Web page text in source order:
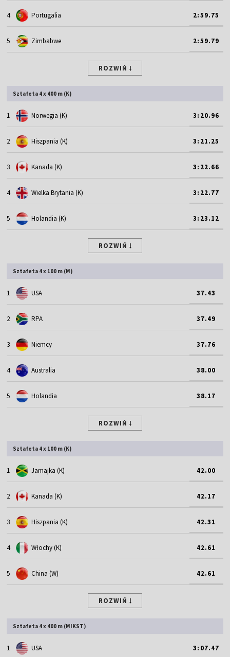
4 Portugalia 2:59.75
5 Zimbabwe 2:59.79
ROZWIŃ
Sztafeta 4 x 400 m (K)
1 Norwegia (K) 3:20.96
2 Hiszpania (K) 3:21.25
3 Kanada (K) 3:22.66
4 Wielka Brytania (K) 3:22.77
5 Holandia (K) 3:23.12
ROZWIŃ
Sztafeta 4 x 100 m (M)
1 USA 37.43
2 RPA 37.49
3 Niemcy 37.76
4 Australia 38.00
5 Holandia 38.17
ROZWIŃ
Sztafeta 4 x 100 m (K)
1 Jamajka (K) 42.00
2 Kanada (K) 42.17
3 Hiszpania (K) 42.31
4 Włochy (K) 42.61
5 China (W) 42.61
ROZWIŃ
Sztafeta 4 x 400 m (MIKST)
1 USA 3:07.47